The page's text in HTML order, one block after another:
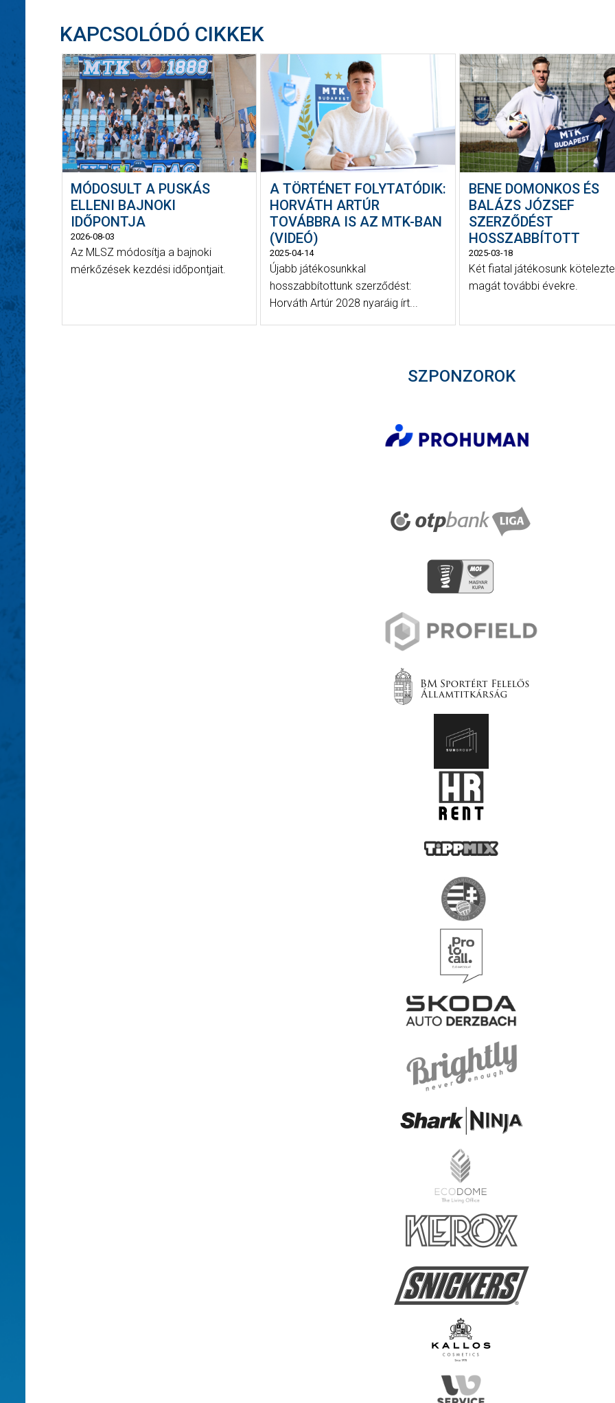
KAPCSOLÓDÓ CIKKEK
MÓDOSULT A PUSKÁS
ELLENI BAJNOKI
IDŐPONTJA
2026-08-03
Az MLSZ módosítja a bajnoki
mérkőzések kezdési időpontjait.
A TÖRTÉNET FOLYTATÓDIK:
HORVÁTH ARTÚR
TOVÁBBRA IS AZ MTK-BAN
(VIDEÓ)
2025-04-14
Újabb játékosunkkal
hosszabbítottunk szerződést:
Horváth Artúr 2028 nyaráig írt...
BENE DOMONKOS ÉS
BALÁZS JÓZSEF
SZERZŐDÉST
HOSSZABBÍTOTT
2025-03-18
Két fiatal játékosunk
magát további évekre.
SZPONZOROK